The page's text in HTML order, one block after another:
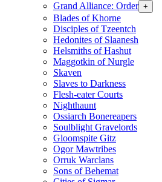
Grand Alliance: Order +
Blades of Khorne
Disciples of Tzeentch
Hedonites of Slaanesh
Helsmiths of Hashut
Maggotkin of Nurgle
Skaven
Slaves to Darkness
Flesh-eater Courts
Nighthaunt
Ossiarch Bonereapers
Soulblight Gravelords
Gloomspite Gitz
Ogor Mawtribes
Orruk Warclans
Sons of Behemat